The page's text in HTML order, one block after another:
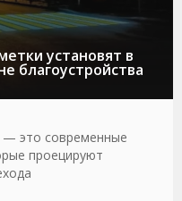
установят в
благоустройства
это современные
проецируют